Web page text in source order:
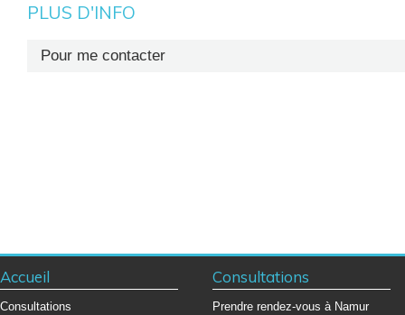
PLUS D'INFO
Pour me contacter
Accueil
Consultations
Consultations
Prendre rendez-vous à Namur